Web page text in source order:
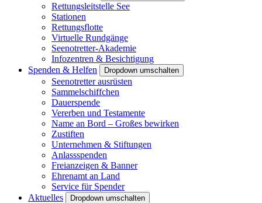
Rettungsleitstelle See
Stationen
Rettungsflotte
Virtuelle Rundgänge
Seenotretter-Akademie
Infozentren & Besichtigung
Spenden & Helfen
Dropdown umschalten
Seenotretter ausrüsten
Sammelschiffchen
Dauerspende
Vererben und Testamente
Name an Bord – Großes bewirken
Zustiften
Unternehmen & Stiftungen
Anlassspenden
Freianzeigen & Banner
Ehrenamt an Land
Service für Spender
Aktuelles
Dropdown umschalten